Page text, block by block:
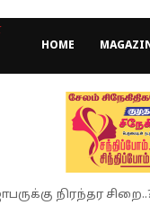
HOME
நிரந்தர